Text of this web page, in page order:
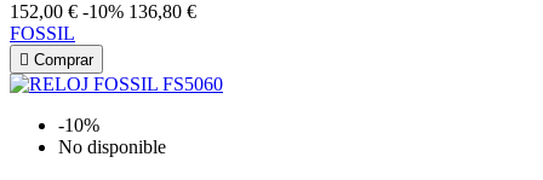
152,00 € -10% 136,80 €
FOSSIL
 Comprar
-10%
No disponible